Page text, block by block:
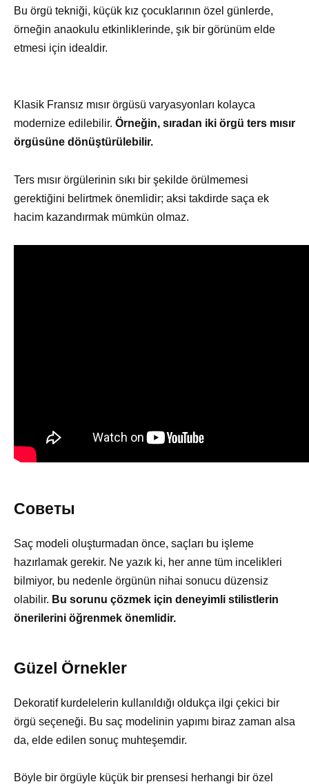
Bu örgü tekniği, küçük kız çocuklarının özel günlerde,
örneğin anaokulu etkinliklerinde, şık bir görünüm elde
etmesi için idealdir.
Klasik Fransız mısır örgüsü varyasyonları kolayca
modernize edilebilir. Örneğin, sıradan iki örgü ters mısır
örgüsüne dönüştürülebilir.
Ters mısır örgülerinin sıkı bir şekilde örülmemesi
gerektiğini belirtmek önemlidir; aksi takdirde saça ek
hacim kazandırmak mümkün olmaz.
Советы
Saç modeli oluşturmadan önce, saçları bu işleme
hazırlamak gerekir. Ne yazık ki, her anne tüm incelikleri
bilmiyor, bu nedenle örgünün nihai sonucu düzensiz
olabilir. Bu sorunu çözmek için deneyimli stilistlerin
önerilerini öğrenmek önemlidir.
Güzel Örnekler
Dekoratif kurdelelerin kullanıldığı oldukça ilgi çekici bir
örgü seçeneği. Bu saç modelinin yapımı biraz zaman alsa
da, elde edilen sonuç muhteşemdir.
Böyle bir örgüyle küçük bir prensesi herhangi bir özel